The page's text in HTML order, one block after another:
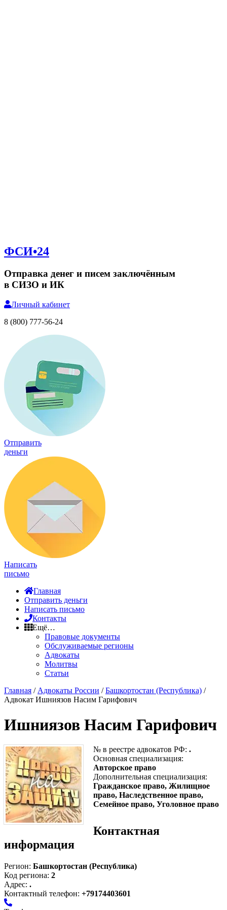
ФСИ•24
Отправка денег и писем заключённым
в СИЗО и ИК
Личный кабинет
8 (800) 777-56-24
Отправить
деньги
Написать
письмо
Главная
Отправить деньги
Написать письмо
Контакты
Ещё…
Правовые документы
Обслуживаемые регионы
Адвокаты
Молитвы
Статьи
Главная / Адвокаты России /Башкортостан (Республика) /
Адвокат Ишниязов Насим Гарифович
Ишниязов Насим Гарифович
№ в реестре адвокатов РФ: .
Основная специализация:
Авторское право
Дополнительная специализация:
Гражданское право, Жилищное
право, Наследственное право,
Семейное право, Уголовное право
Контактная
информация
Регион: Башкортостан (Республика)
Код региона: 2
Адрес: .
Контактный телефон: +79174403601